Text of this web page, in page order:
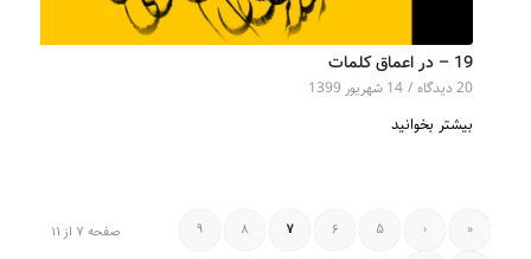
19 – در اعماق کلمات
20 دیدگاه‌ / 14 شهریور 1399
بیشتر بخوانید
صفحه 7 از 11 «
‹
5
6
7
8
9